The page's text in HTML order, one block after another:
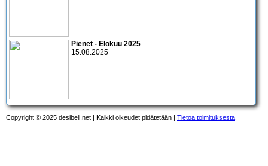
Pienet - Elokuu 2025
15.08.2025
Copyright © 2025 desibeli.net | Kaikki oikeudet pidätetään | Tietoa toimituksesta